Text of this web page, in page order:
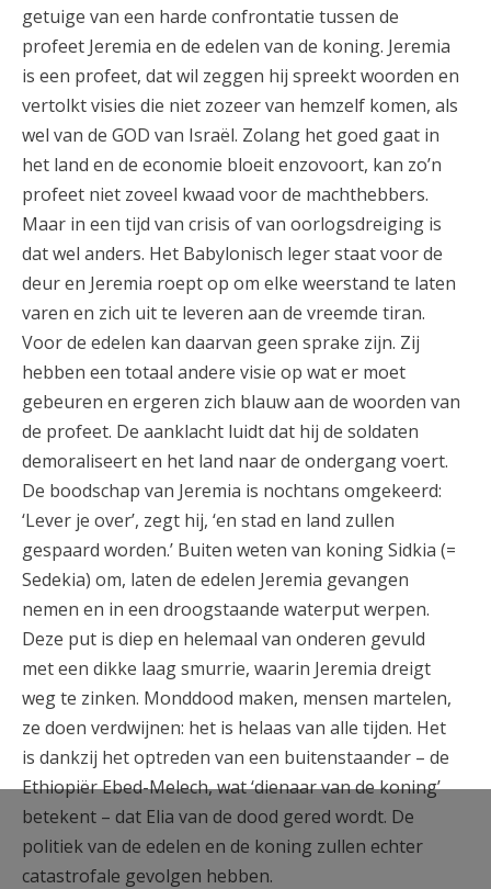
getuige van een harde confrontatie tussen de
profeet Jeremia en de edelen van de koning. Jeremia
is een profeet, dat wil zeggen hij spreekt woorden en
vertolkt visies die niet zozeer van hemzelf komen, als
wel van de GOD van Israël. Zolang het goed gaat in
het land en de economie bloeit enzovoort, kan zo’n
profeet niet zoveel kwaad voor de machthebbers.
Maar in een tijd van crisis of van oorlogsdreiging is
dat wel anders. Het Babylonisch leger staat voor de
deur en Jeremia roept op om elke weerstand te laten
varen en zich uit te leveren aan de vreemde tiran.
Voor de edelen kan daarvan geen sprake zijn. Zij
hebben een totaal andere visie op wat er moet
gebeuren en ergeren zich blauw aan de woorden van
de profeet. De aanklacht luidt dat hij de soldaten
demoraliseert en het land naar de ondergang voert.
De boodschap van Jeremia is nochtans omgekeerd:
‘Lever je over’, zegt hij, ‘en stad en land zullen
gespaard worden.’ Buiten weten van koning Sidkia (=
Sedekia) om, laten de edelen Jeremia gevangen
nemen en in een droogstaande waterput werpen.
Deze put is diep en helemaal van onderen gevuld
met een dikke laag smurrie, waarin Jeremia dreigt
weg te zinken. Monddood maken, mensen martelen,
ze doen verdwijnen: het is helaas van alle tijden. Het
is dankzij het optreden van een buitenstaander – de
Ethiopiër Ebed-Melech, wat ‘dienaar van de koning’
betekent – dat Elia van de dood gered wordt. De
politiek van de edelen en de koning zullen echter
catastrofale gevolgen hebben.